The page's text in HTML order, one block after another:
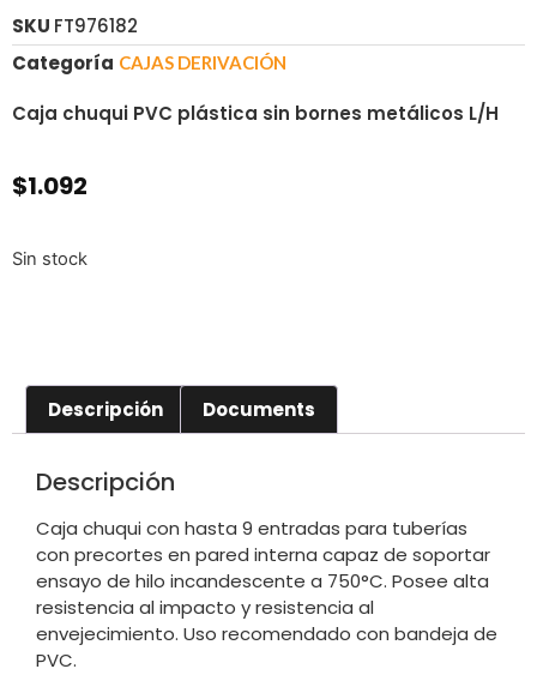
SKU FT976182
Categoría CAJAS DERIVACIÓN
Caja chuqui PVC plástica sin bornes metálicos L/H
$1.092
Sin stock
Descripción Documents
Descripción
Caja chuqui con hasta 9 entradas para tuberías
con precortes en pared interna capaz de soportar
ensayo de hilo incandescente a 750°C. Posee alta
resistencia al impacto y resistencia al
envejecimiento. Uso recomendado con bandeja de
PVC.